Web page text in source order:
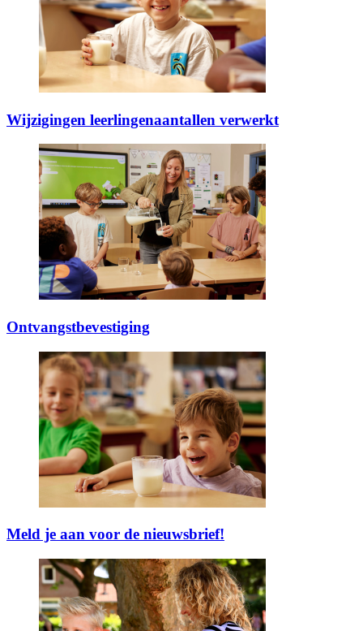
Wijzigingen leerlingenaantallen verwerkt
Ontvangstbevestiging
Meld je aan voor de nieuwsbrief!